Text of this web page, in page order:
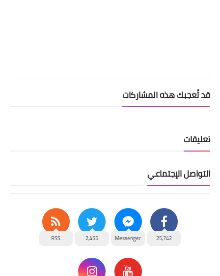
قد تُعجبك هذه المشاركات
تعليقات
التواصل الإجتماعي
25,742
Messenger
2,455
RSS